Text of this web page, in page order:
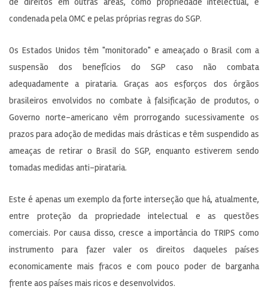
condenada pela OMC e pelas próprias regras do SGP.
Os Estados Unidos têm "monitorado" e ameaçado o Brasil com a
suspensão dos benefícios do SGP caso não combata
adequadamente a pirataria. Graças aos esforços dos órgãos
brasileiros envolvidos no combate à falsificação de produtos, o
Governo norte-americano vêm prorrogando sucessivamente os
prazos para adoção de medidas mais drásticas e têm suspendido as
ameaças de retirar o Brasil do SGP, enquanto estiverem sendo
tomadas medidas anti-pirataria.
Este é apenas um exemplo da forte interseção que há, atualmente,
entre proteção da propriedade intelectual e as questões
comerciais. Por causa disso, cresce a importância do TRIPS como
instrumento para fazer valer os direitos daqueles países
economicamente mais fracos e com pouco poder de barganha
frente aos países mais ricos e desenvolvidos.